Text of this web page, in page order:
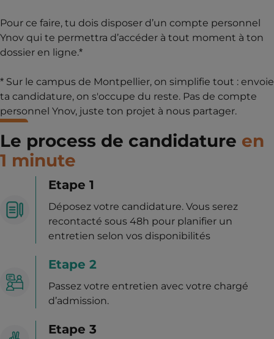
Pour ce faire, tu dois disposer d’un compte personnel
Ynov qui te permettra d’accéder à tout moment à ton
dossier en ligne.*
* Sur le campus de Montpellier, on simplifie tout : envoie
ta candidature, on s'occupe du reste. Pas de compte
personnel Ynov, juste ton projet à nous partager.
Le process de candidature en
1 minute
Etape 1
Déposez votre candidature. Vous serez
recontacté sous 48h pour planifier un
entretien selon vos disponibilités
Etape 2
Passez votre entretien avec votre chargé
d’admission.
Etape 3